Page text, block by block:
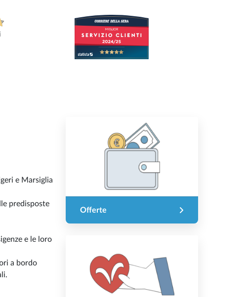
e Marsiglia
predisposte
e le loro
a bordo
Offerte